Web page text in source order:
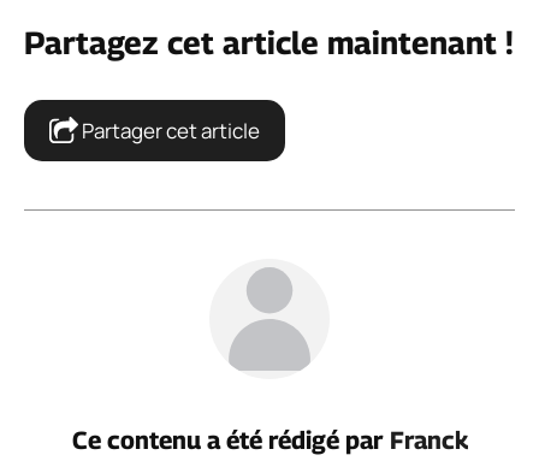
Partagez cet article maintenant !
Partager cet article
Ce contenu a été rédigé par Franck